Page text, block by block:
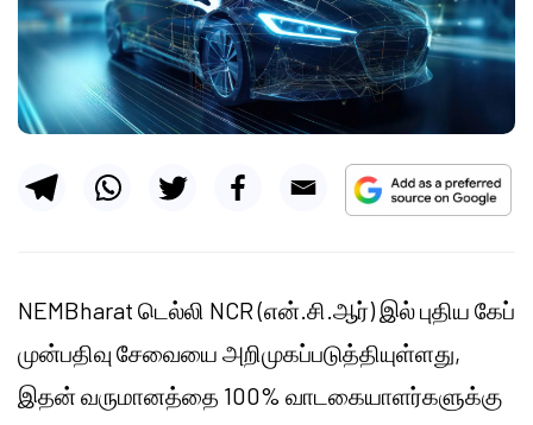
NEMBharat டெல்லி NCR (என்.சி.ஆர்) இல் புதிய கேப்
முன்பதிவு சேவையை அறிமுகப்படுத்தியுள்ளது,
இதன் வருமானத்தை 100% வாடகையாளர்களுக்கு